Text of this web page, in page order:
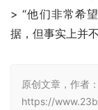
> “他们非常希
据，但事实上并
原创文章，作者
https://